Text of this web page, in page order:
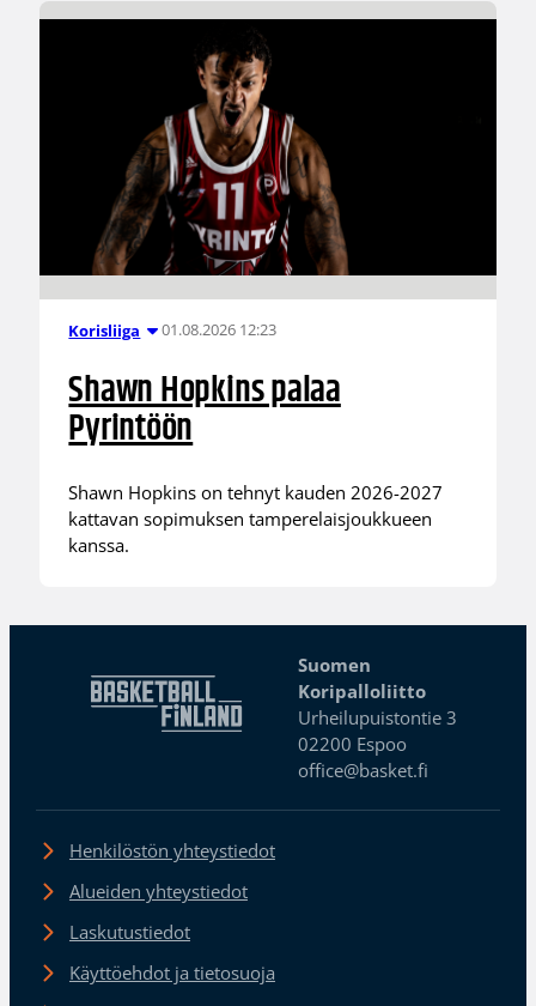
Korisliiga 01.08.2026 12:23
Shawn Hopkins palaa
Pyrintöön
Shawn Hopkins on tehnyt kauden 2026-2027
kattavan sopimuksen tamperelaisjoukkueen
kanssa.
Suomen
Koripalloliitto
Urheilupuistontie 3
02200 Espoo
office@basket.fi
Henkilöstön yhteystiedot
Alueiden yhteystiedot
Laskutustiedot
Käyttöehdot ja tietosuoja